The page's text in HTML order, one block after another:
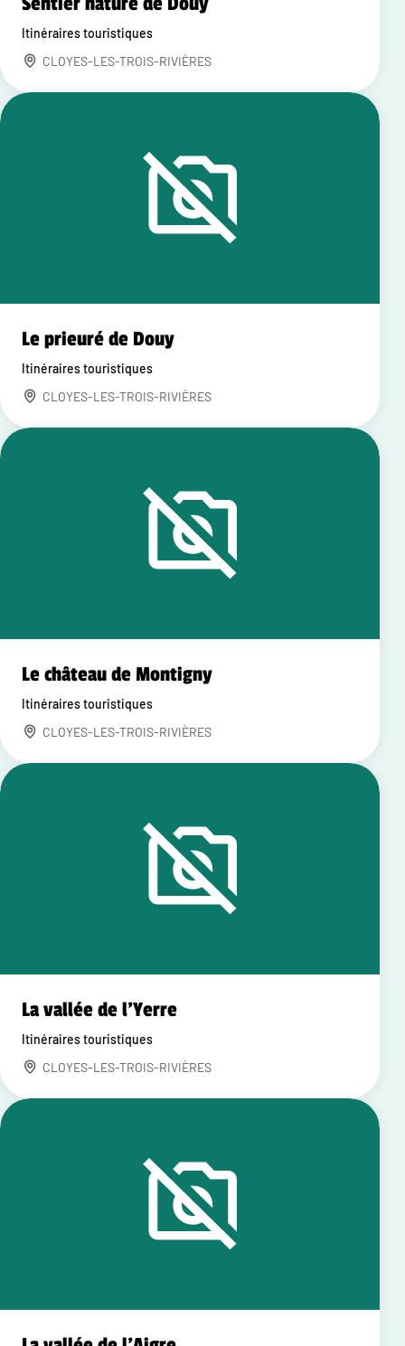
Itinéraires touristiques
CLOYES-LES-TROIS-RIVIÈRES
Le prieuré de Douy
Itinéraires touristiques
CLOYES-LES-TROIS-RIVIÈRES
Le château de Montigny
Itinéraires touristiques
CLOYES-LES-TROIS-RIVIÈRES
La vallée de l'Yerre
Itinéraires touristiques
CLOYES-LES-TROIS-RIVIÈRES